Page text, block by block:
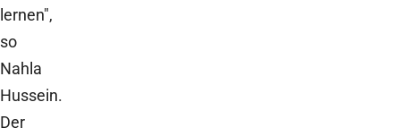
lernen",
so
Nahla
Hussein.
Der